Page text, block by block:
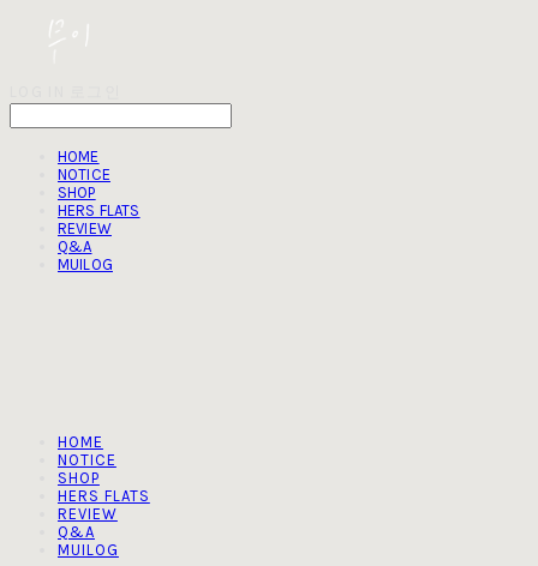
HOME
NOTICE
SHOP
HERS FLATS
REVIEW
Q&A
MUILOG
HOME
NOTICE
SHOP
HERS FLATS
REVIEW
Q&A
MUILOG